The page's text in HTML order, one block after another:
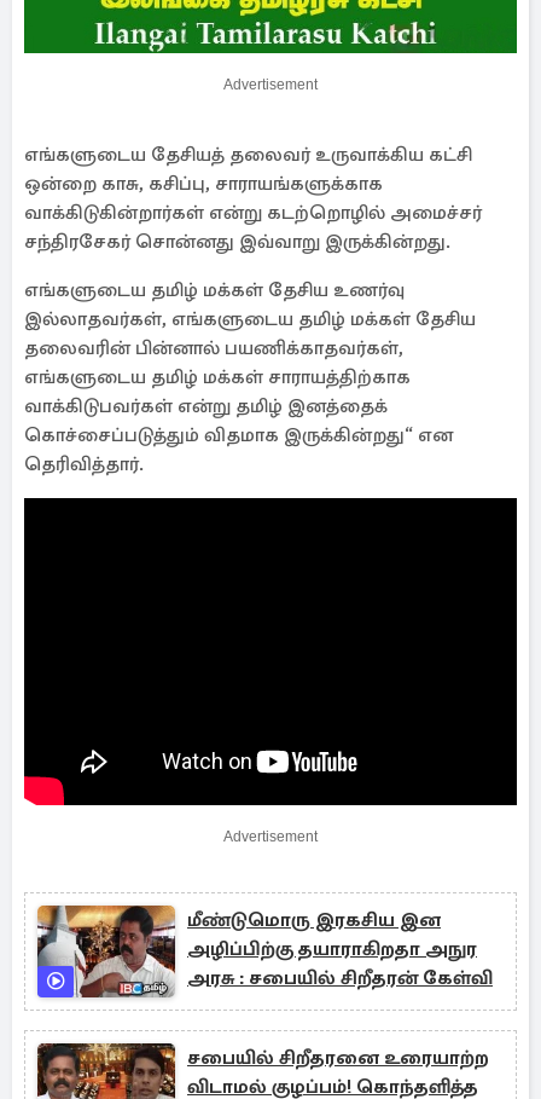
Advertisement
எங்களுடைய தேசியத் தலைவர் உருவாக்கிய கட்சி
ஒன்றை காசு, கசிப்பு, சாராயங்களுக்காக
வாக்கிடுகின்றார்கள் என்று கடற்றொழில் அமைச்சர்
சந்திரசேகர் சொன்னது இவ்வாறு இருக்கின்றது.
எங்களுடைய தமிழ் மக்கள் தேசிய உணர்வு
இல்லாதவர்கள், எங்களுடைய தமிழ் மக்கள் தேசிய
தலைவரின் பின்னால் பயணிக்காதவர்கள்,
எங்களுடைய தமிழ் மக்கள் சாராயத்திற்காக
வாக்கிடுபவர்கள் என்று தமிழ் இனத்தைக்
கொச்சைப்படுத்தும் விதமாக இருக்கின்றது“ என
தெரிவித்தார்.
Advertisement
மீண்டுமொரு இரகசிய இன
அழிப்பிற்கு தயாராகிறதா அநுர
அரசு : சபையில் சிறீதரன் கேள்வி
சபையில் சிறீதரனை உரையாற்ற
விடாமல் குழப்பம்! கொந்தளித்த